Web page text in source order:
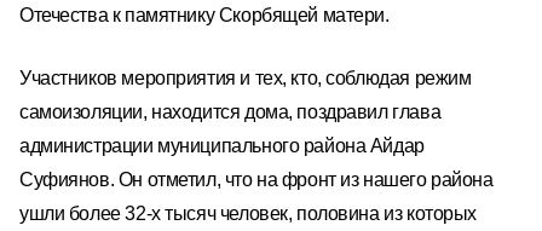
Отечества кпамятникуСкорбящей матери.
Участников мероприятия и тех, кто, соблюдая режим
самоизоляции, находится дома, поздравил глава
администрации муниципального района Айдар
Суфиянов. Он отметил, что на фронт из нашего района
ушли более 32-х тысяч человек, половина из которых